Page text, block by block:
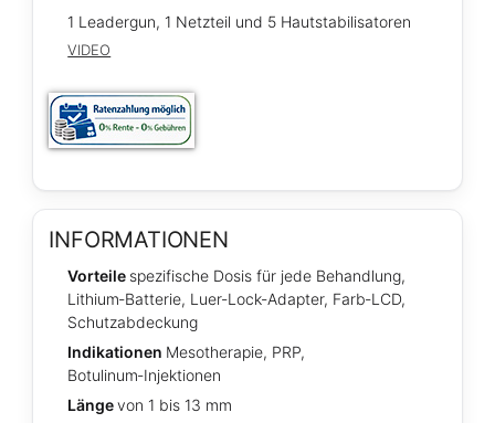
1 Leadergun, 1 Netzteil und 5 Hautstabilisatoren
VIDEO
INFORMATIONEN
Vorteile spezifische Dosis für jede Behandlung,
Lithium‑Batterie, Luer‑Lock‑Adapter, Farb‑LCD,
Schutzabdeckung
Indikationen Mesotherapie, PRP,
Botulinum‑Injektionen
Längevon 1 bis 13 mm